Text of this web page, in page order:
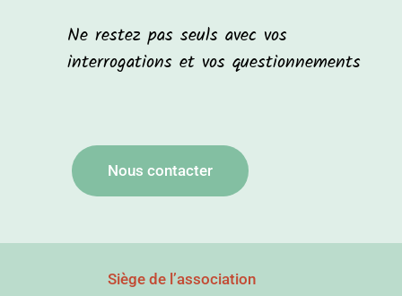
Ne restez pas seuls avec vos
interrogations et vos questionnements
Nous contacter
Siège de l’association